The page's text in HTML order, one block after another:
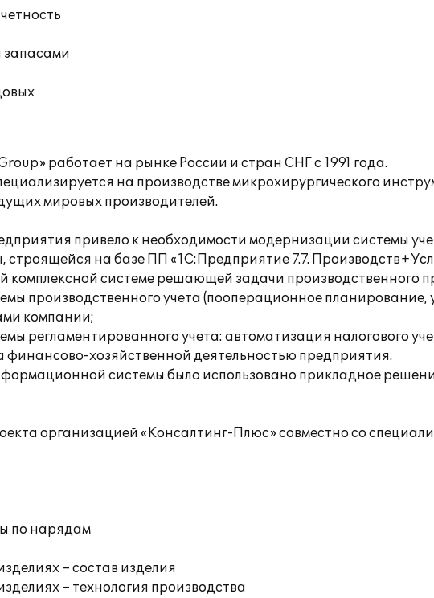
запасами
работает на рынке России и стран СНГ с 1991 года.
на производстве микрохирургического
мировых производителей.
привело к необходимости модернизации системы
на базе ПП «1С:Предприятие 7.7.
комплексной системе решающей задачи производственного
производственного учета (пооперационное
компании;
регламентированного учета: автоматизация налогового
финансово-хозяйственной деятельностью предприятия.
системы было использовано прикладное
организацией «Консалтинг-Плюс» совместно со
по нарядам
– состав изделия
– технология производства